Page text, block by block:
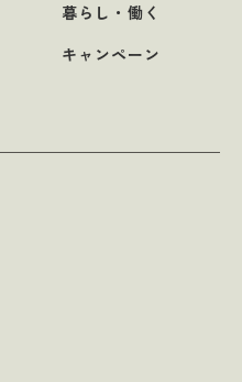
暮らし・働く
キャンペーン